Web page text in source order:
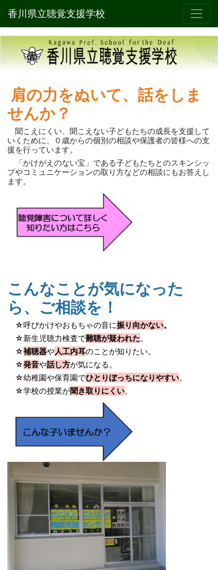
香川県立聴覚支援学校
肩の力をぬいて、話をしま
せんか？
聞こえにくい、聞こえない子どもたちの成長を支援して
いくために、０歳からの個別の相談や保護者の皆様への支
援を行っています。
「かけがえのない宝」である子どもたちとのスキンシッ
プやコミュニケーションの取り方などの相談にもお答えし
ます。
こんなことが気になった
ら、ご相談を！
☆呼びかけやおもちゃの音に振り向かない。
☆新生児聴力検査で難聴が疑われた。
☆補聴器や人工内耳のことが知りたい。
☆発音や話し方が気になる。
☆幼稚園や保育園でひとりぼっちになりやすい。
☆学校の授業が聞き取りにくい。